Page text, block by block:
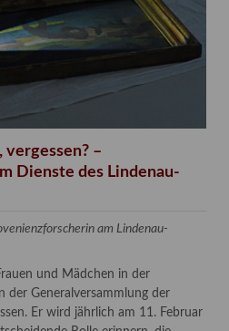
–
Dienste des Lindenau-
am Lindenau-
und Mädchen in der
der Generalversammlung der
Er wird jährlich am 11. Februar